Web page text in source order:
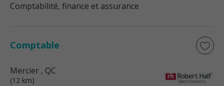
Comptabilité, finance et assurance
Comptable
Mercier , QC
(12 km)